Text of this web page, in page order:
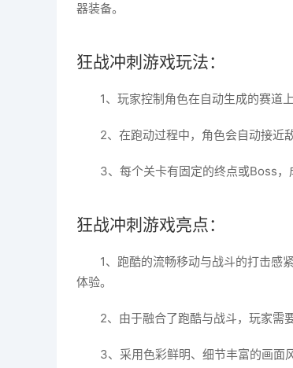
器装备。
狂战冲刺游戏玩法：
1、玩家控制角色在自动生成的赛道
2、在跑动过程中，角色会自动接近
3、每个关卡有固定的终点或Boss，
狂战冲刺游戏亮点：
1、跑酷的流畅移动与战斗的打击感
体验。
2、由于融合了跑酷与战斗，玩家需
3、采用色彩鲜明、细节丰富的画面